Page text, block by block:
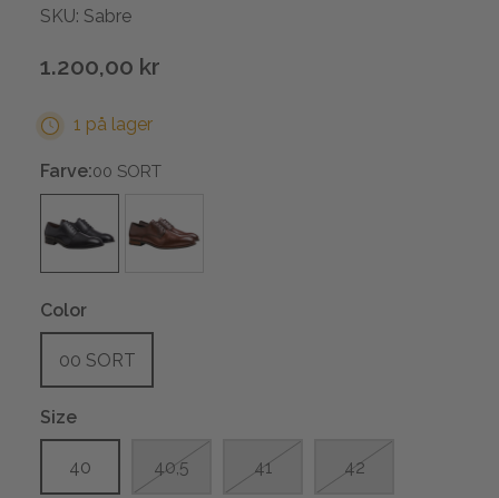
SKU: Sabre
1.200,00 kr
1 på lager
Farve:00 SORT
Color
00 SORT
Size
40 40,5 41 42